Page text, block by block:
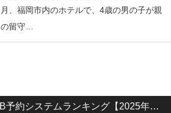
月、福岡市内のホテルで、4歳の男の子が親
の留守…
病児/一時預かりWEB予約システムランキング【2025年版】